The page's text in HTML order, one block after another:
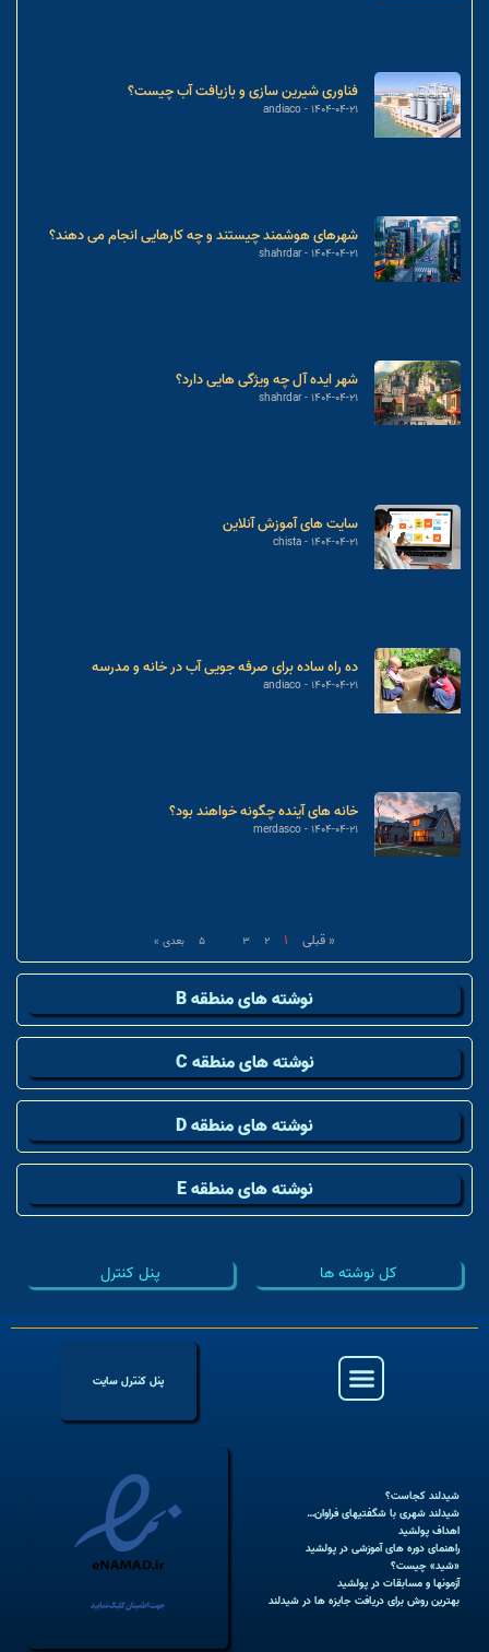
فناوری شیرین سازی و بازیافت آب چیست؟
andiaco 1404-04-21
شهرهای هوشمند چیستند و چه کارهایی انجام می دهند؟
shahrdar 1404-04-21
شهر ایده آل چه ویژگی هایی دارد؟
shahrdar 1404-04-21
سایت های آموزش آنلاین
chista 1404-04-21
ده راه ساده برای صرفه جویی آب در خانه و مدرسه
andiaco 1404-04-21
خانه های آینده چگونه خواهند بود؟
merdasco 1404-04-21
« قبلی 1
2
3
…
5 بعدی »
نوشته های منطقه B
نوشته های منطقه C
نوشته های منطقه D
نوشته های منطقه E
کل نوشته ها پنل کنترل
پنل کنترل سایت
شیدلند کجاست؟
شیدلند شهری با شگفتیهای فراوان…
اهداف پولشید
راهنمای دوره های آموزشی در پولشید
«شید» چیست؟
آزمونها و مسابقات در پولشید
بهترین روش برای دریافت جایزه ها در شیدلند